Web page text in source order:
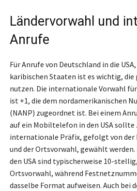
Ländervorwahl und
Anrufe
Für Anrufe von Deutschland in die
karibischen Staaten ist es wichtig, die
nutzen. Die internationale Vorwahl für
ist +1, die dem nordamerikanischen
(NANP) zugeordnet ist. Bei einem
auf ein Mobiltelefon in den USA sollte
internationale Präfix, gefolgt von der
und der Ortsvorwahl, gewählt
den USA sind typischerweise 10-
Ortsvorwahl, während
dasselbe Format aufweisen. Auch bei